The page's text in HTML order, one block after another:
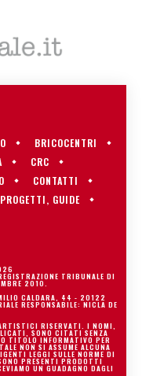
BRICOCENTRI
CRC
CONTATTI
GUIDE
TRIBUNALE DI
2010.
CALDARA, 44 - 20122
RESPONSABILE: NICLA DE
RISERVATI. I NOMI,
SONO CITATI SENZA
TITOLO INFORMATIVO PER
NON SI ASSUME ALCUNA
LEGGI SULLE NORME DI
PRESENTI PRODOTTI
UN GUADAGNO DAGLI